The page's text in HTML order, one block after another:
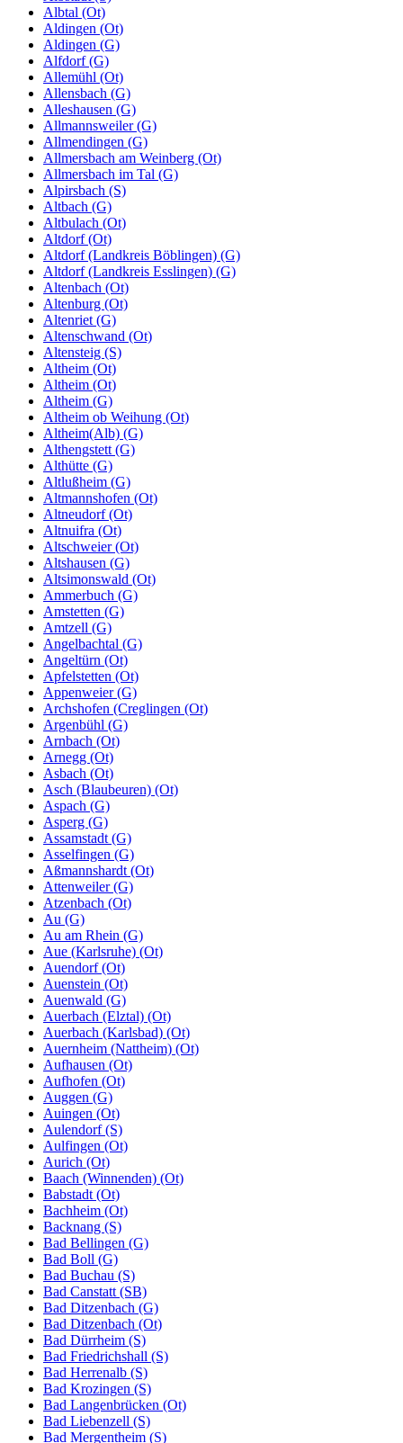
Albtal (Ot)
Aldingen (Ot)
Aldingen (G)
Alfdorf (G)
Allemühl (Ot)
Allensbach (G)
Alleshausen (G)
Allmannsweiler (G)
Allmendingen (G)
Allmersbach am Weinberg (Ot)
Allmersbach im Tal (G)
Alpirsbach (S)
Altbach (G)
Altbulach (Ot)
Altdorf (Ot)
Altdorf (Landkreis Böblingen) (G)
Altdorf (Landkreis Esslingen) (G)
Altenbach (Ot)
Altenburg (Ot)
Altenriet (G)
Altenschwand (Ot)
Altensteig (S)
Altheim (Ot)
Altheim (Ot)
Altheim (G)
Altheim ob Weihung (Ot)
Altheim(Alb) (G)
Althengstett (G)
Althütte (G)
Altlußheim (G)
Altmannshofen (Ot)
Altneudorf (Ot)
Altnuifra (Ot)
Altschweier (Ot)
Altshausen (G)
Altsimonswald (Ot)
Ammerbuch (G)
Amstetten (G)
Amtzell (G)
Angelbachtal (G)
Angeltürn (Ot)
Apfelstetten (Ot)
Appenweier (G)
Archshofen (Creglingen (Ot)
Argenbühl (G)
Arnbach (Ot)
Arnegg (Ot)
Asbach (Ot)
Asch (Blaubeuren) (Ot)
Aspach (G)
Asperg (G)
Assamstadt (G)
Asselfingen (G)
Aßmannshardt (Ot)
Attenweiler (G)
Atzenbach (Ot)
Au (G)
Au am Rhein (G)
Aue (Karlsruhe) (Ot)
Auendorf (Ot)
Auenstein (Ot)
Auenwald (G)
Auerbach (Elztal) (Ot)
Auerbach (Karlsbad) (Ot)
Auernheim (Nattheim) (Ot)
Aufhausen (Ot)
Aufhofen (Ot)
Auggen (G)
Auingen (Ot)
Aulendorf (S)
Aulfingen (Ot)
Aurich (Ot)
Baach (Winnenden) (Ot)
Babstadt (Ot)
Bachheim (Ot)
Backnang (S)
Bad Bellingen (G)
Bad Boll (G)
Bad Buchau (S)
Bad Canstatt (SB)
Bad Ditzenbach (G)
Bad Ditzenbach (Ot)
Bad Dürrheim (S)
Bad Friedrichshall (S)
Bad Herrenalb (S)
Bad Krozingen (S)
Bad Langenbrücken (Ot)
Bad Liebenzell (S)
Bad Mergentheim (S)